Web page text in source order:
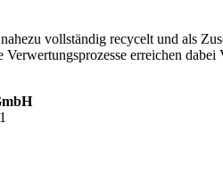
vollständig recycelt und als
erreichen